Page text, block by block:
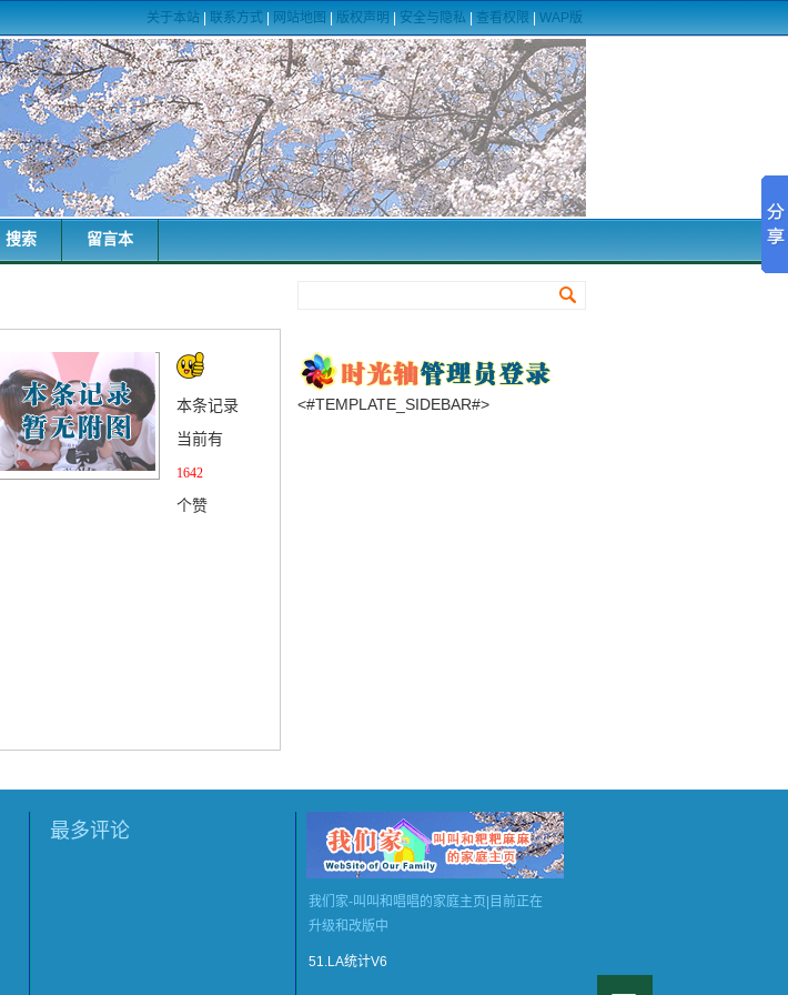
关于本站 联系方式 网站地图 版权声明 安全与隐私 查看权限 WAP版
搜索 留言本
本条记录
当前有
1642
个赞
<#TEMPLATE_SIDEBAR#>
最多评论
我们家-叫叫和唱唱的家庭主页|目前正在
升级和改版中
51.LA统计V6